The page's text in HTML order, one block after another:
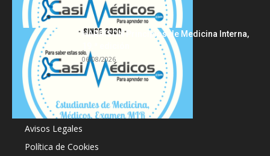
HARRISON Principios de Medicina Interna,
06/08/2026
Acerca de
Avisos Legales
Política de Cookies